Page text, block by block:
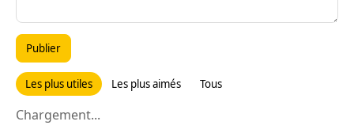
Publier
Les plus utiles Les plus aimés Tous
Chargement...